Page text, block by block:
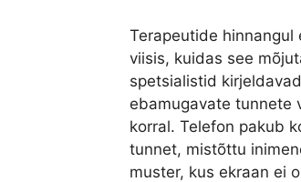
Terapeutide
viisis, kuidas see
spetsialistid
ebamugavate tunnete
korral. Telefon pakub
tunnet, mistõttu
muster, kus ekraan ei